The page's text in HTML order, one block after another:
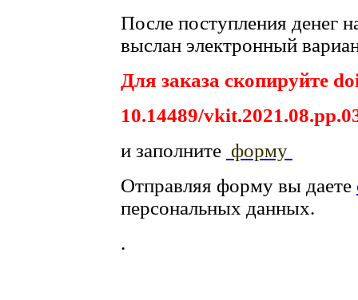
После поступления денег
выслан электронный
Для заказа скопируйте
10.14489/
и заполните форму
Отправляя форму вы даете
персональных данных.
.